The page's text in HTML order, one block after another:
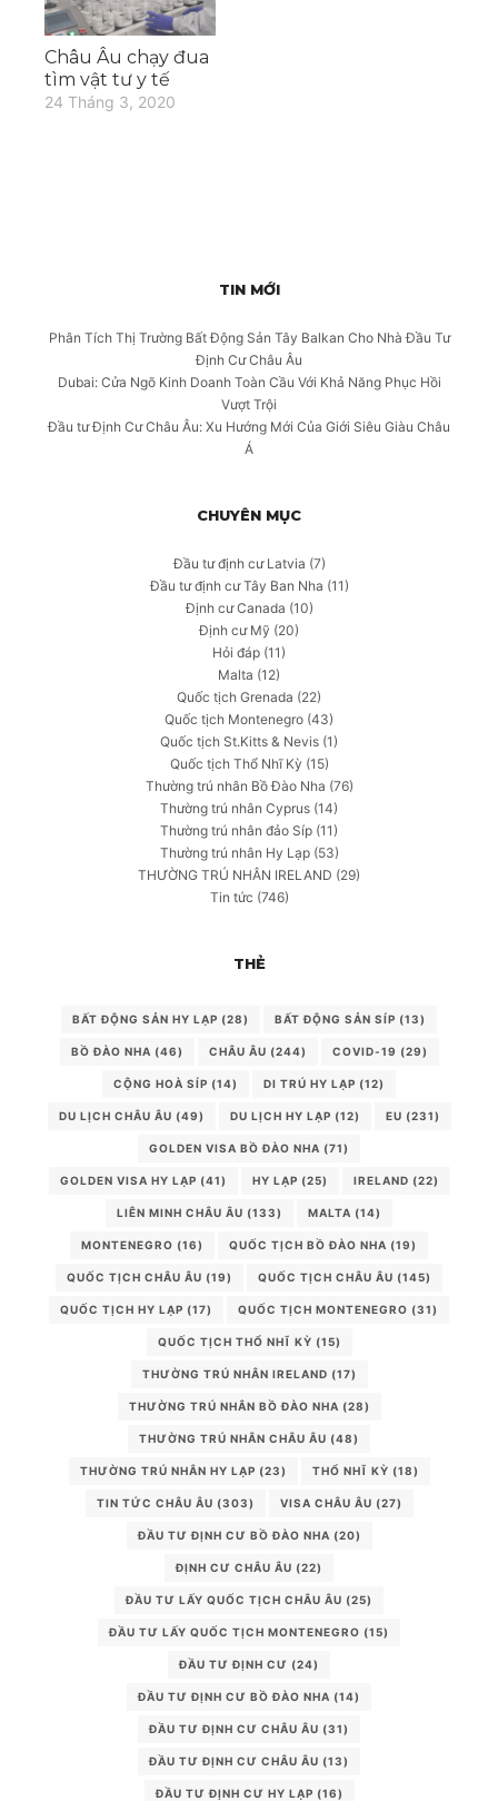
Châu Âu chạy đua
tìm vật tư y tế
24 Tháng 3, 2020
TIN MỚI
Phân Tích Thị Trường Bất Động Sản Tây Balkan Cho Nhà Đầu Tư
Định Cư Châu Âu
Dubai: Cửa Ngõ Kinh Doanh Toàn Cầu Với Khả Năng Phục Hồi
Vượt Trội
Đầu tư Định Cư Châu Âu: Xu Hướng Mới Của Giới Siêu Giàu Châu
Á
CHUYÊN MỤC
Đầu tư định cư Latvia (7)
Đầu tư định cư Tây Ban Nha (11)
Định cư Canada (10)
Định cư Mỹ (20)
Hỏi đáp (11)
Malta (12)
Quốc tịch Grenada (22)
Quốc tịch Montenegro (43)
Quốc tịch St.Kitts & Nevis (1)
Quốc tịch Thổ Nhĩ Kỳ (15)
Thường trú nhân Bồ Đào Nha (76)
Thường trú nhân Cyprus (14)
Thường trú nhân đảo Síp (11)
Thường trú nhân Hy Lạp(53)
THƯỜNG TRÚ NHÂN IRELAND (29)
Tin tức (746)
THẺ
BẤT ĐỘNG SẢN HY LẠP (28) BẤT ĐỘNG SẢN SÍP (13)
BỒ ĐÀO NHA (46) CHÂU ÂU (244) COVID-19 (29)
CỘNG HOÀ SÍP (14) DI TRÚ HY LẠP (12)
DU LỊCH CHÂU ÂU (49) DU LỊCH HY LẠP (12) EU (231)
GOLDEN VISA BỒ ĐÀO NHA (71)
GOLDEN VISA HY LẠP (41) HY LẠP (25) IRELAND (22)
LIÊN MINH CHÂU ÂU (133) MALTA (14)
MONTENEGRO (16) QUỐC TỊCH BỒ ĐÀO NHA (19)
QUỐC TỊCH CHÂU ÂU (19) QUỐC TỊCH CHÂU ÂU (145)
QUỐC TỊCH HY LẠP (17) QUỐC TỊCH MONTENEGRO (31)
QUỐC TỊCH THỔ NHĨ KỲ (15)
THƯỜNG TRÚ NHÂN IRELAND (17)
THƯỜNG TRÚ NHÂN BỒ ĐÀO NHA (28)
THƯỜNG TRÚ NHÂN CHÂU ÂU (48)
THƯỜNG TRÚ NHÂN HY LẠP (23) THỔ NHĨ KỲ (18)
TIN TỨC CHÂU ÂU (303) VISA CHÂU ÂU (27)
ĐẦU TƯ ĐỊNH CƯ BỒ ĐÀO NHA (20)
ĐỊNH CƯ CHÂU ÂU (22)
ĐẦU TƯ LẤY QUỐC TỊCH CHÂU ÂU (25)
ĐẦU TƯ LẤY QUỐC TỊCH MONTENEGRO (15)
ĐẦU TƯ ĐỊNH CƯ (24)
ĐẦU TƯ ĐỊNH CƯ BỒ ĐÀO NHA (14)
ĐẦU TƯ ĐỊNH CƯ CHÂU ÂU (31)
ĐẦU TƯ ĐỊNH CƯ CHÂU ÂU (13)
ĐẦU TƯ ĐỊNH CƯ HY LẠP (16)